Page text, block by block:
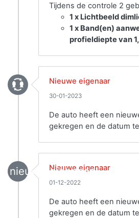
Tijdens de controle 2
1 x Lichtbeeld
1 x Band(en)
profieldiepte van
Nieuwe eigenaar
30-01-2023
De auto heeft een
gekregen en de datum
nieuwe_eigenaar
Nieuwe eigenaar
01-12-2022
De auto heeft een
gekregen en de datum